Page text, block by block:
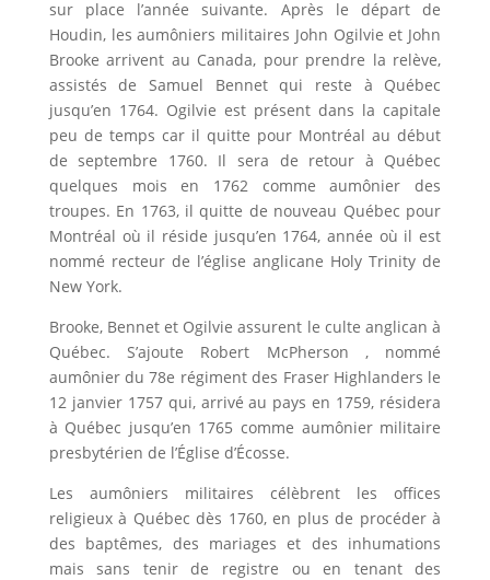
sur place l’année suivante. Après le départ de
Houdin, les aumôniers militaires John Ogilvie et John
Brooke arrivent au Canada, pour prendre la relève,
assistés de Samuel Bennet qui reste à Québec
jusqu’en 1764. Ogilvie est présent dans la capitale
peu de temps car il quitte pour Montréal au début
de septembre 1760. Il sera de retour à Québec
quelques mois en 1762 comme aumônier des
troupes. En 1763, il quitte de nouveau Québec pour
Montréal où il réside jusqu’en 1764, année où il est
nommé recteur de l’église anglicane Holy Trinity de
New York.
Brooke, Bennet et Ogilvie assurent le culte anglican à
Québec. S’ajoute Robert McPherson , nommé
aumônier du 78e régiment des Fraser Highlanders le
12 janvier 1757 qui, arrivé au pays en 1759, résidera
à Québec jusqu’en 1765 comme aumônier militaire
presbytérien de l’Église d’Écosse.
Les aumôniers militaires célèbrent les offices
religieux à Québec dès 1760, en plus de procéder à
des baptêmes, des mariages et des inhumations
mais sans tenir de registre ou en tenant des